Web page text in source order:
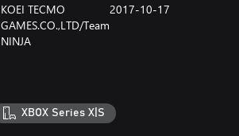
KOEI TECMO
GAMES.CO.,LTD/Team
NINJA
2017-10-17
XBOX Series X|S